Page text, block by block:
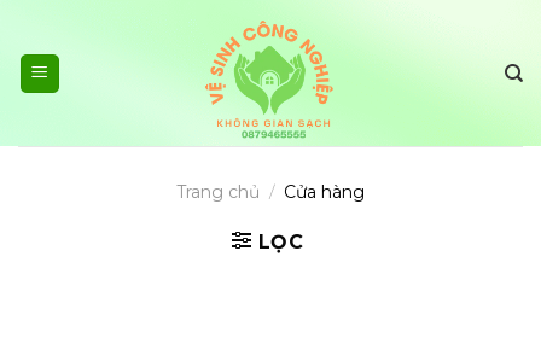
content
Trang chủ / Cửa hàng
LỌC